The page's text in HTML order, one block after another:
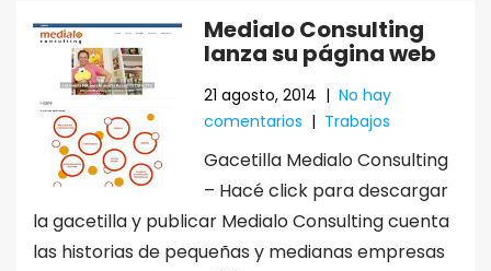
Medialo Consulting
lanza su página web
21 agosto, 2014 | No hay
comentarios | Trabajos
Gacetilla Medialo Consulting
– Hacé click para descargar
la gacetilla y publicar Medialo Consulting cuenta
las historias de pequeñas y medianas empresas